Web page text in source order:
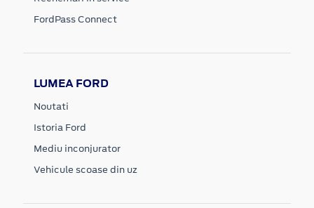
FordPass Connect
LUMEA FORD
Noutati
Istoria Ford
Mediu inconjurator
Vehicule scoase din uz